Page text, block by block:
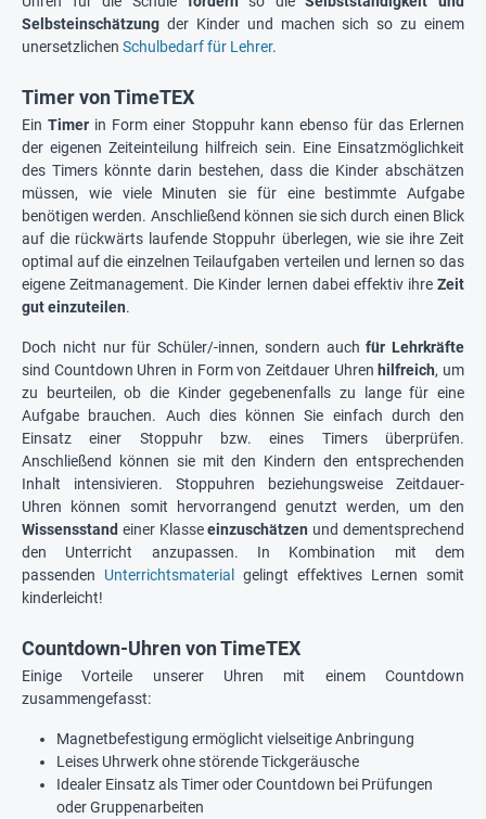
Selbsteinschätzung der Kinder und machen sich so zu einem
unersetzlichen Schulbedarf für Lehrer.
Timer von TimeTEX
EinTimer in Form einer Stoppuhr kann ebenso für das Erlernen
der eigenen Zeiteinteilung hilfreich sein. Eine Einsatzmöglichkeit
des Timers könnte darin bestehen, dass die Kinder abschätzen
müssen, wie viele Minuten sie für eine bestimmte Aufgabe
benötigen werden. Anschließend können sie sich durch einen Blick
auf die rückwärts laufende Stoppuhr überlegen, wie sie ihre Zeit
optimal auf die einzelnen Teilaufgaben verteilen und lernen so das
eigene Zeitmanagement. Die Kinder lernen dabei effektiv ihre Zeit
gut einzuteilen.
Doch nicht nur für Schüler/-innen, sondern auchfür Lehrkräfte
sind Countdown Uhren in Form von Zeitdauer Uhren hilfreich, um
zu beurteilen, ob die Kinder gegebenenfalls zu lange für eine
Aufgabe brauchen. Auch dies können Sie einfach durch den
Einsatz einer Stoppuhr bzw. eines Timers überprüfen.
Anschließend können sie mit den Kindern den entsprechenden
Inhalt intensivieren. Stoppuhren beziehungsweise Zeitdauer-
Uhren können somit hervorrangend genutzt werden, um den
Wissensstand einer Klasseeinzuschätzen und dementsprechend
den Unterricht anzupassen. In Kombination mit dem
passenden Unterrichtsmaterial
gelingt effektives Lernen somit
kinderleicht!
Countdown-Uhren von TimeTEX
Einige Vorteile unserer Uhren mit einem Countdown
zusammengefasst:
Magnetbefestigung ermöglicht vielseitige Anbringung
Leises Uhrwerk ohne störende Tickgeräusche
Idealer Einsatz als Timer oder Countdown bei Prüfungen
oder Gruppenarbeiten